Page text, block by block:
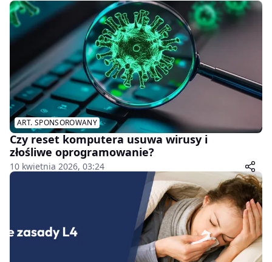
ART. SPONSOROWANY
Czy reset komputera usuwa wirusy i
złośliwe oprogramowanie?
10 kwietnia 2026, 03:24